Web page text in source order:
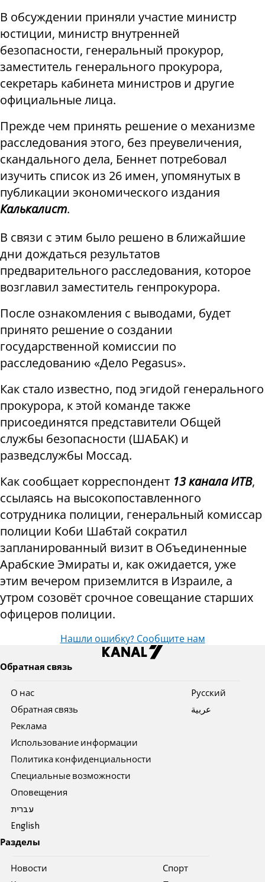
В обсуждении приняли участие министр
юстиции, министр внутренней
безопасности, генеральный прокурор,
заместитель генерального прокурора,
секретарь кабинета министров и другие
официальные лица.
Прежде чем принять решение о механизме
расследования этого, без преувеличения,
скандального дела, Беннет потребовал
изучить список из 26 имен, упомянутых в
публикации экономического издания
Калькалист.
В связи с этим было решено в ближайшие
дни дождаться результатов
предварительного расследования, которое
возглавил заместитель генпрокурора.
После ознакомления с выводами, будет
принято решение о создании
государственной комиссии по
расследованию «Дело Pegasus».
Как стало известно, под эгидой генерального
прокурора, к этой команде также
присоединятся представители Общей
службы безопасности (ШАБАК) и
разведслужбы Моссад.
Как сообщает корреспондент 13 канала ИТВ,
ссылаясь на высокопоставленного
сотрудника полиции, генеральный комиссар
полиции Коби Шабтай сократил
запланированный визит в Объединенные
Арабские Эмираты и, как ожидается, уже
этим вечером приземлится в Израиле, а
утром созовёт срочное совещание старших
офицеров полиции.
Нашли ошибку? Сообщите нам
Обратная связь
О нас
Обратная связь
Реклама
Использование информации
Политика конфиденциальности
Специальные возможности
Оповещения
עברית
English
Pусский
عربية
Разделы
Новости
Спорт